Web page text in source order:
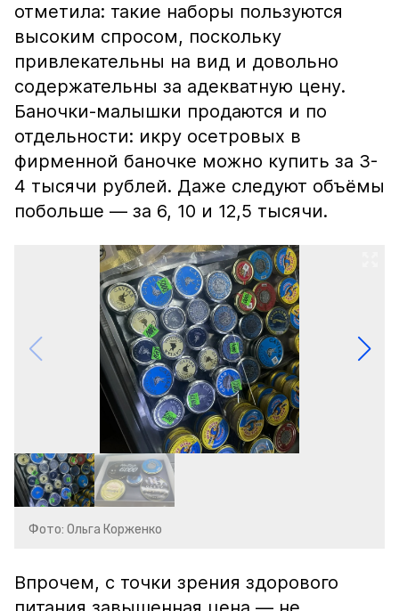
отметила: такие наборы пользуются
высоким спросом, поскольку
привлекательны на вид и довольно
содержательны за адекватную цену.
Баночки-малышки продаются и по
отдельности: икру осетровых в
фирменной баночке можно купить за 3-
4 тысячи рублей. Даже следуют объёмы
побольше — за 6, 10 и 12,5 тысячи.
Фото: Ольга Корженко
Впрочем, с точки зрения здорового